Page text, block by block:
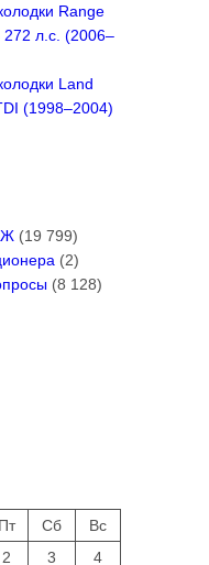
Range
л.с. (2006–
Land
(1998–2004)
(19 799)
(2)
(8 128)
Пт Сб
Вс
2 3
4